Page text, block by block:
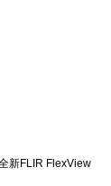
新FLIR FlexView